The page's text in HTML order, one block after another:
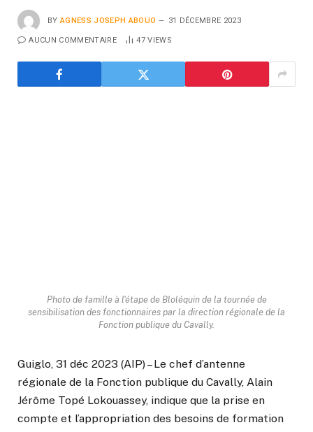
BY AGNESS JOSEPH ABOUO 31 DÉCEMBRE 2023
AUCUN COMMENTAIRE 47VIEWS
Photo de famille à l'étape de Bloléquin de la tournée de
sensibilisation des fonctionnaires par la direction régionale de la
Fonction publique du Cavally.
Guiglo, 31 déc 2023 (AIP) – Le chef d’antenne
régionale de la Fonction publique du Cavally, Alain
Jérôme Topé Lokouassey, indique que la prise en
compte et l’appropriation des besoins de formation